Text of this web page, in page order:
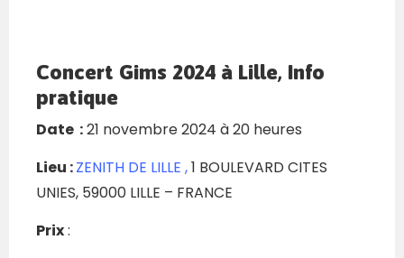
Concert Gims 2024 à Lille, Info
pratique
Date :21 novembre 2024 à 20 heures
Lieu :ZENITH DE LILLE ,1 BOULEVARD CITES
UNIES, 59000 LILLE – FRANCE
Prix: